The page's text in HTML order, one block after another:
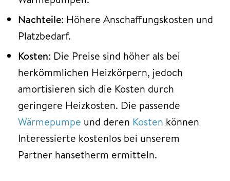
Nachteile: Höhere Anschaffungskosten und
Platzbedarf.
Kosten: Die Preise sind höher als bei
herkömmlichen Heizkörpern, jedoch
amortisieren sich die Kosten durch
geringere Heizkosten. Die passende
Wärmepumpe und deren Kosten können
Interessierte kostenlos bei unserem
Partner hansetherm ermitteln.